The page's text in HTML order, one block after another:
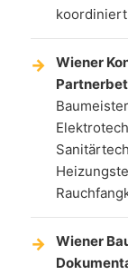
Wiener
Wiener